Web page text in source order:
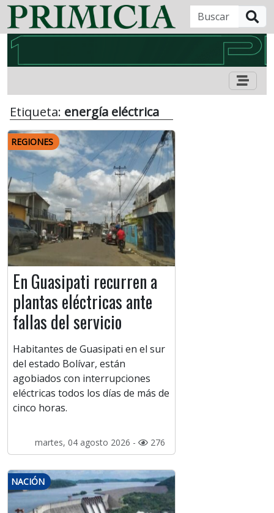
Etiqueta: energía eléctrica
REGIONES
En Guasipati recurren a
plantas eléctricas ante
fallas del servicio
Habitantes de Guasipati en el sur
del estado Bolívar, están
agobiados con interrupciones
eléctricas todos los días de más de
cinco horas.
martes, 04 agosto 2026 - 276
NACIÓN